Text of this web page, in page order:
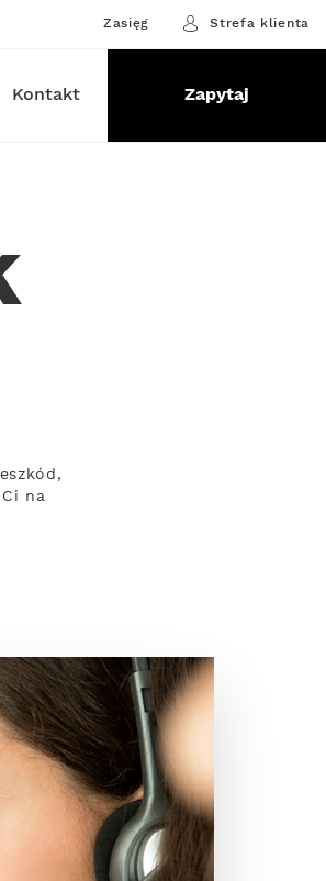
Zasięg Strefa klienta
Kontakt Zapytaj
na